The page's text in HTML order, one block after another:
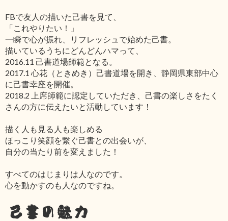
FBで友人の描いた己書を見て、
「これやりたい！」
一瞬で心が振れ、リフレッシュで始めた己書。
描いているうちにどんどんハマって、
2016.11 己書道場師範となる。
2017.1 心花（ときめき）己書道場を開き、静岡県東部中心
に己書幸座を開催。
2018.2 上席師範に認定していただき、己書の楽しさをたく
さんの方に伝えたいと活動しています！
描く人も見る人も楽しめる
ほっこり笑顔を繋ぐ己書との出会いが、
自分の当たり前を変えました！
すべてのはじまりは人なのです。
心を動かすのも人なのですね。
己書の魅力